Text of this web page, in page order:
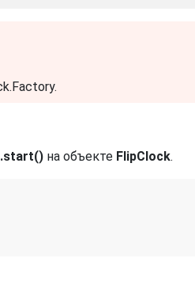
.start() на объекте FlipClock.